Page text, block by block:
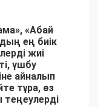
«Абай
ең биік
жиі
үшбу
айналып
тұра, өз